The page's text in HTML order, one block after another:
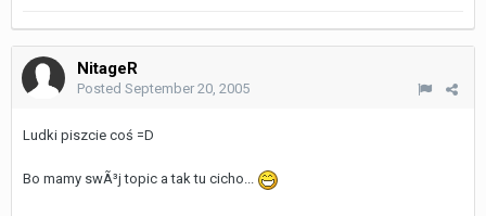
NitageR
Posted September 20, 2005
Ludki piszcie coś =D
Bo mamy swÃ³j topic a tak tu cicho...